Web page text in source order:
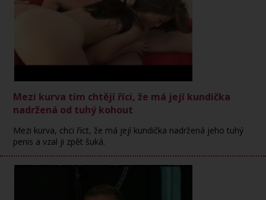
Mezi kurva tím chtějí říci, že má její kundička
nadržená od tuhý kohout
Mezi kurva, chci říct, že má její kundička nadržená jeho tuhý
penis a vzal ji zpět šuká.